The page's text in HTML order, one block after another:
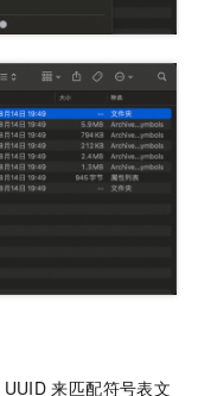
UUID 来匹配符号表文